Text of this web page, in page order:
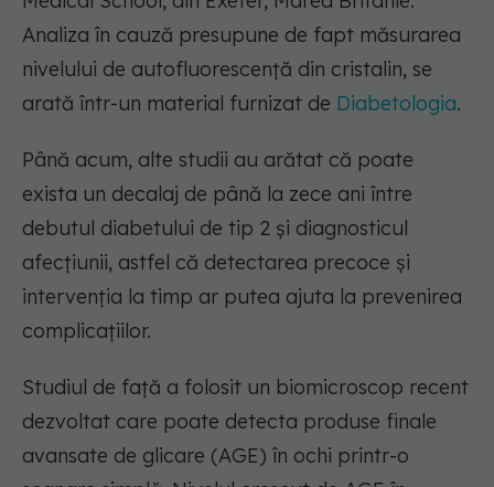
Analiza în cauză presupune de fapt măsurarea
nivelului de autofluorescență din cristalin, se
arată într-un material furnizat de Diabetologia.
Până acum, alte studii au arătat că poate
exista un decalaj de până la zece ani între
debutul diabetului de tip 2 și diagnosticul
afecțiunii, astfel că detectarea precoce și
intervenția la timp ar putea ajuta la prevenirea
complicațiilor.
Studiul de față a folosit un biomicroscop recent
dezvoltat care poate detecta produse finale
avansate de glicare (AGE) în ochi printr-o